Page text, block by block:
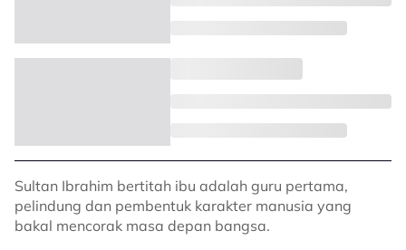
Sultan Ibrahim bertitah ibu adalah guru pertama,
pelindung dan pembentuk karakter manusia yang
bakal mencorak masa depan bangsa.